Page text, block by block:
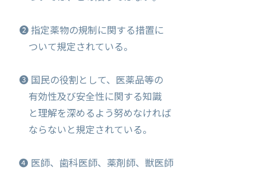
❷ 指定薬物の規制に関する措置に
ついて規定されている。
❸ 国民の役割として、医薬品等の
有効性及び安全性に関する知識
と理解を深めるよう努めなければ
ならないと規定されている。
❹ 医師、歯科医師、薬剤師、獣医師